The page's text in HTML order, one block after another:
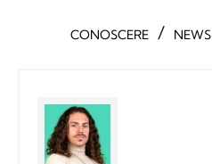
CONOSCERE / NEWS